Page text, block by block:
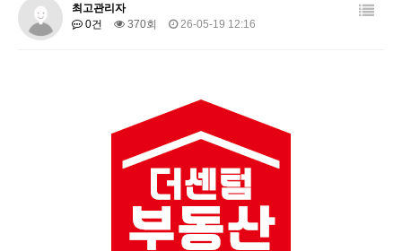
최고관리자
0건
370회 26-05-19 12:16